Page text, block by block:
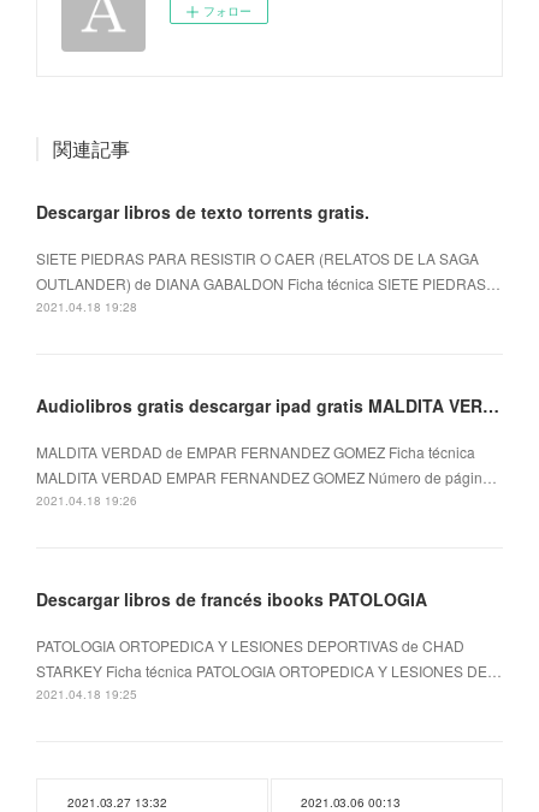
フォロー
関連記事
Descargar libros de texto torrents gratis.
SIETE PIEDRAS PARA RESISTIR O CAER (RELATOS DE LA SAGA
OUTLANDER) de DIANA GABALDON Ficha técnica SIETE PIEDRAS…
2021.04.18 19:28
Audiolibros gratis descargar ipad gratis MALDITA VERDAD
MALDITA VERDAD de EMPAR FERNANDEZ GOMEZ Ficha técnica
MALDITA VERDAD EMPAR FERNANDEZ GOMEZ Número de págin…
2021.04.18 19:26
Descargar libros de francés ibooks PATOLOGIA
PATOLOGIA ORTOPEDICA Y LESIONES DEPORTIVAS de CHAD
STARKEY Ficha técnica PATOLOGIA ORTOPEDICA Y LESIONES DE…
2021.04.18 19:25
2021.03.27 13:32 2021.03.06 00:13